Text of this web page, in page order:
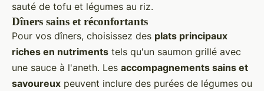
sauté de tofu et légumes au riz.
Dîners sains et réconfortants
Pour vos dîners, choisissez des plats principaux
riches en nutriments tels qu'un saumon grillé avec
une sauce à l'aneth. Les accompagnements sains et
savoureux peuvent inclure des purées de légumes ou